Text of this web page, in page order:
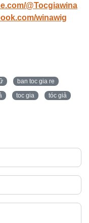
@Tocgiawina
winawig
ban toc gia re
toc gia
tóc giả